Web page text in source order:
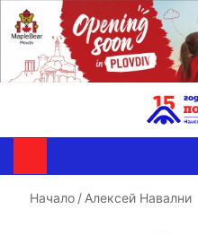
Начало / Алексей Навални